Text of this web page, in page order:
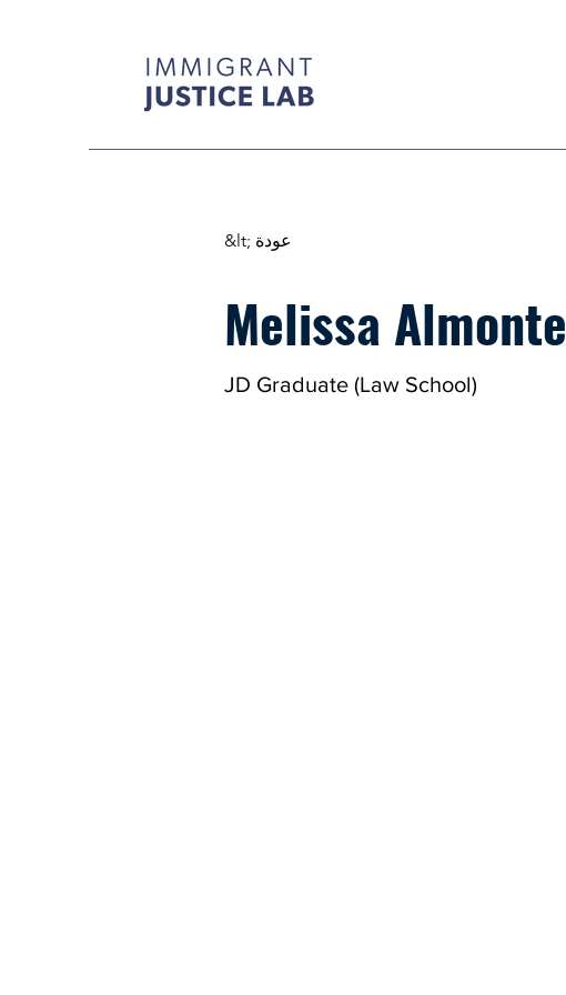
&lt; عودة
Melissa Almonte
JD Graduate (Law School)